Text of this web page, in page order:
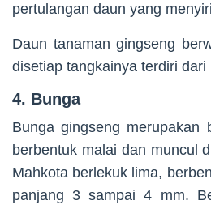
pertulangan daun yang
Daun tanaman gingseng
disetiap tangkainya terdiri dari
4. Bunga
Bunga gingseng merupakan
berbentuk malai dan muncul
Mahkota berlekuk lima,
panjang 3 sampai 4 mm.